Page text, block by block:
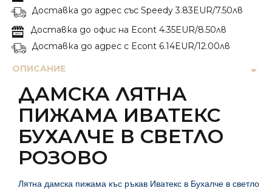
Доставка до адрес със Speedy 3.83EUR/7.50лв
Доставка до офис на Econt 4.35EUR/8.50лв
Доставка до адрес с Econt 6.14EUR/12.00лв
ОПИСАНИЕ
ДАМСКА ЛЯТНА
ПИЖАМА ИВАТЕКС
БУХАЛЧЕ В СВЕТЛО
РОЗОВО
Лятна дамска пижама къс ръкав Иватекс в Бухалче в светло